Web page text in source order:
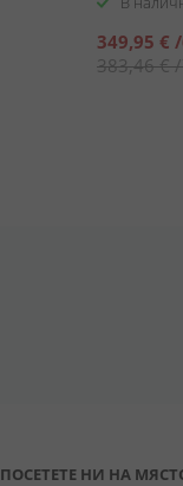
цена
349,95 € /
383,46 €/
ПОСЕТЕТЕ НИ НА